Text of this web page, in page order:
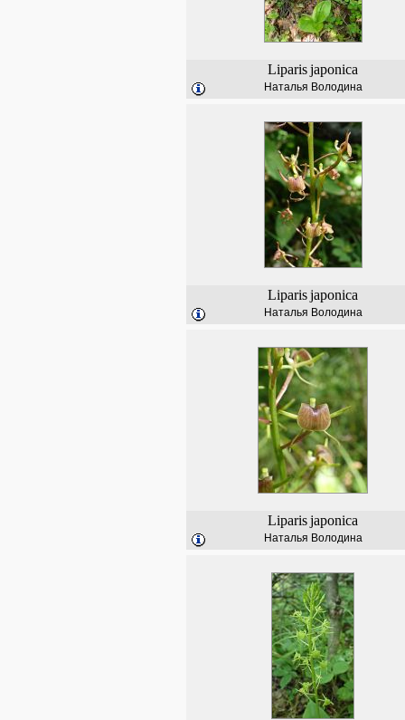
Liparisjaponica
Наталья Володина
Liparisjaponica
Наталья Володина
Liparisjaponica
Наталья Володина